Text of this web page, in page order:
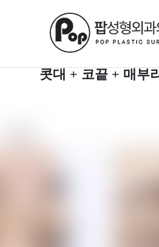
콧대 + 코끝 + 매부